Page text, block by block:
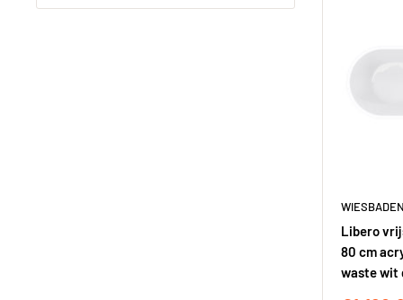
WIESBADEN
Libero
80 cm
waste wit